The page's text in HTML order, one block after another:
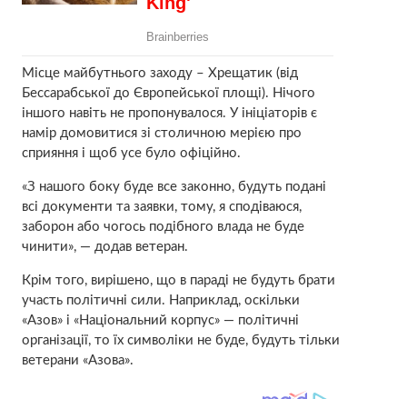
Місце майбутнього заходу – Хрещатик (від
Бессарабської до Європейської площі). Нічого
іншого навіть не пропонувалося. У ініціаторів є
намір домовитися зі столичною мерією про
сприяння і щоб усе було офіційно.
«З нашого боку буде все законно, будуть подані
всі документи та заявки, тому, я сподіваюся,
заборон або чогось подібного влада не буде
чинити», — додав ветеран.
Крім того, вирішено, що в параді не будуть брати
участь політичні сили. Наприклад, оскільки
«Азов» і «Національний корпус» — політичні
організації, то їх символіки не буде, будуть тільки
ветерани «Азова».